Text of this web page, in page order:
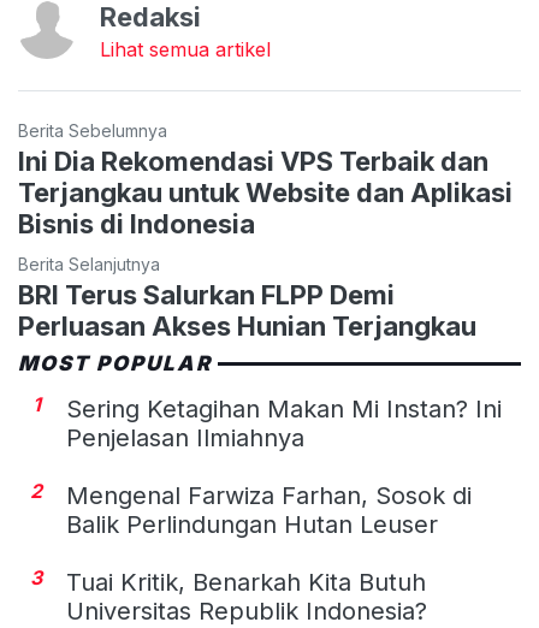
Redaksi
Lihat semua artikel
Berita Sebelumnya
Ini Dia Rekomendasi VPS Terbaik dan
Terjangkau untuk Website dan Aplikasi
Bisnis di Indonesia
Berita Selanjutnya
BRI Terus Salurkan FLPP Demi
Perluasan Akses Hunian Terjangkau
MOST POPULAR
1
Sering Ketagihan Makan Mi Instan? Ini
Penjelasan Ilmiahnya
2
Mengenal Farwiza Farhan, Sosok di
Balik Perlindungan Hutan Leuser
3
Tuai Kritik, Benarkah Kita Butuh
Universitas Republik Indonesia?